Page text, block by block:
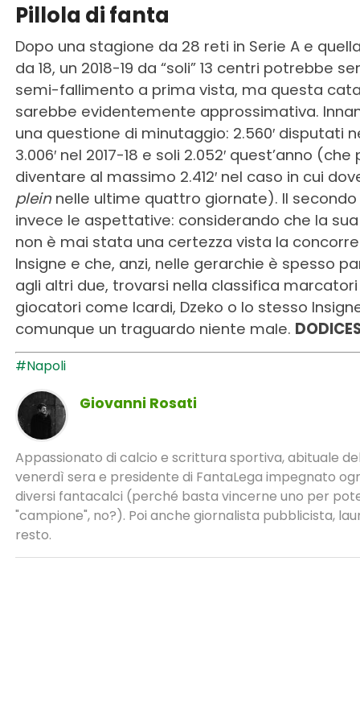
Pillola di fanta
Dopo una stagione da 28 reti in Serie A e
da 18, un 2018-19 da “soli” 13 centri potrebbe
semi-fallimento a prima vista, ma questa
sarebbe evidentemente approssimativa.
una questione di minutaggio: 2.560′ disputati
3.006′ nel 2017-18 e soli 2.052′ quest’anno
diventare al massimo 2.412′ nel caso in cui
pleinnelle ultime quattro giornate). Il secondo
invece le aspettative: considerando che la
non è mai stata una certezza vista la
Insigne e che, anzi, nelle gerarchie è spesso
agli altri due, trovarsi nella classifica
giocatori come Icardi, Dzeko o lo stesso
comunque un traguardo niente male.
#Napoli
Giovanni Rosati
Appassionato di calcio e scrittura sportiva, abituale
venerdì sera e presidente di FantaLega impegnato
diversi fantacalci (perché basta vincerne uno per
"campione", no?). Poi anche giornalista pubblicista,
resto.